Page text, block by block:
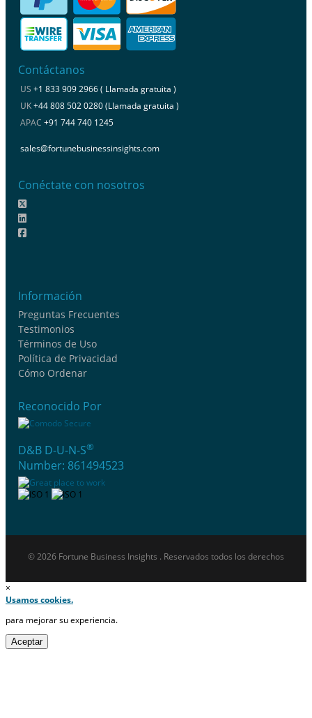
Contáctanos
US +1 833 909 2966 ( Llamada gratuita )
UK+44 808 502 0280 (Llamada gratuita )
APAC +91 744 740 1245
sales@fortunebusinessinsights.com
Conéctate con nosotros
Información
Preguntas Frecuentes
Testimonios
Términos de Uso
Política de Privacidad
Cómo Ordenar
Reconocido Por
D&B D-U-N-S®
Number: 861494523
© 2026 Fortune Business Insights . Reservados todos los derechos
×
Usamos cookies.
para mejorar su experiencia.
Aceptar